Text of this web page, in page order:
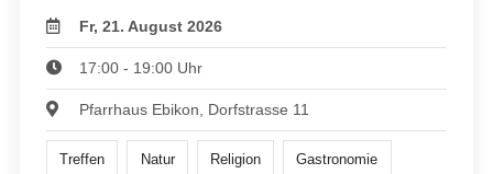
Fr, 21. August 2026
17:00 - 19:00 Uhr
Pfarrhaus Ebikon, Dorfstrasse 11
Treffen Natur Religion Gastronomie